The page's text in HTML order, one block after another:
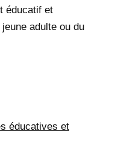
éducatif et
adulte ou du
éducatives et